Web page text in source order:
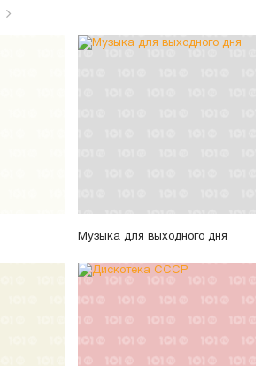
Музыка для выходного дня